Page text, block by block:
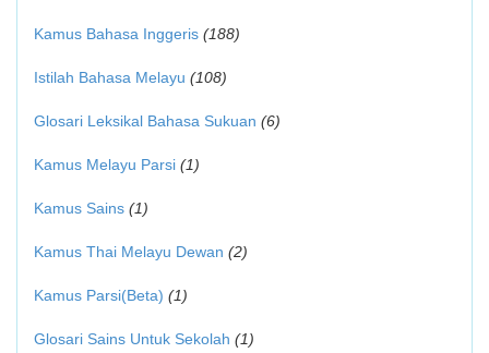
Kamus Bahasa Inggeris (188)
Istilah Bahasa Melayu (108)
Glosari Leksikal Bahasa Sukuan (6)
Kamus Melayu Parsi (1)
Kamus Sains (1)
Kamus Thai Melayu Dewan (2)
Kamus Parsi(Beta) (1)
Glosari Sains Untuk Sekolah (1)